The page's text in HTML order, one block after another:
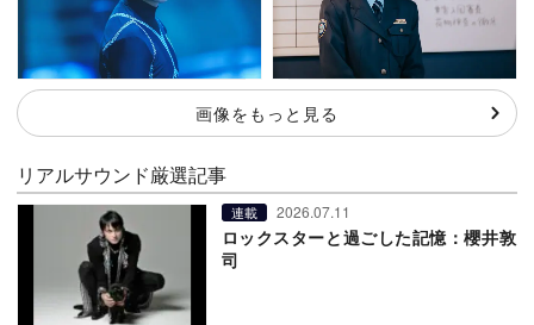
画像をもっと見る
リアルサウンド厳選記事
連載 2026.07.11
ロックスターと過ごした記憶：櫻井敦
司